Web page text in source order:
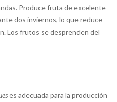
Produce fruta de excelente
dos inviernos, lo que reduce
Los frutos se desprenden del
es adecuada para la producción